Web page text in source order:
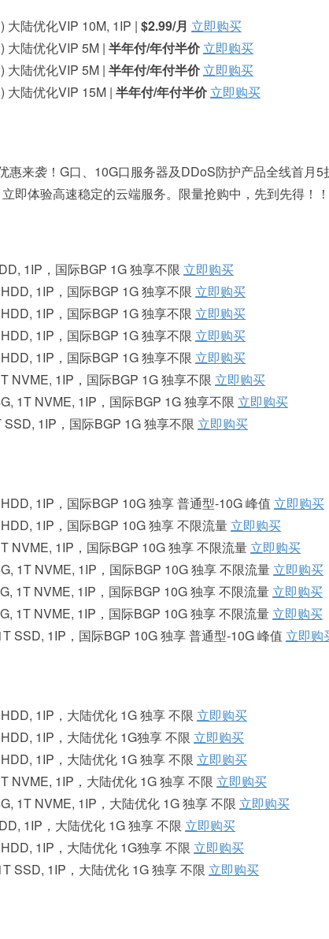
大陆优化VIP 10M, 1IP | $2.99/月 立即购买
大陆优化VIP 5M | 半年付/年付半价立即购买
大陆优化VIP 5M | 半年付/年付半价立即购买
大陆优化VIP 15M | 半年付/年付半价立即购买
惠来袭！G口、10G口服务器及DDoS防护产品全线首月5
即体验高速稳定的云端服务。限量抢购中，先到先得！！
1IP，国际BGP 1G 独享不限 立即购买
1IP，国际BGP 1G 独享不限 立即购买
1IP，国际BGP 1G 独享不限 立即购买
1IP，国际BGP 1G 独享不限 立即购买
1IP，国际BGP 1G 独享不限 立即购买
NVME, 1IP，国际BGP 1G 独享不限 立即购买
1T NVME, 1IP，国际BGP 1G 独享不限 立即购买
1IP，国际BGP 1G 独享不限 立即购买
1IP，国际BGP 10G 独享 普通型-10G 峰值 立即购买
1IP，国际BGP 10G 独享 不限流量 立即购买
NVME, 1IP，国际BGP 10G 独享 不限流量 立即购买
1T NVME, 1IP，国际BGP 10G 独享 不限流量 立即购买
1T NVME, 1IP，国际BGP 10G 独享 不限流量 立即购买
1T NVME, 1IP，国际BGP 10G 独享 不限流量 立即购买
SSD, 1IP，国际BGP 10G 独享 普通型-10G 峰值 立即购
1IP，大陆优化 1G 独享 不限 立即购买
1IP，大陆优化 1G独享 不限 立即购买
1IP，大陆优化 1G 独享 不限 立即购买
NVME, 1IP，大陆优化 1G 独享 不限 立即购买
1T NVME, 1IP，大陆优化 1G 独享 不限 立即购买
1IP，大陆优化 1G 独享 不限 立即购买
1IP，大陆优化 1G独享 不限 立即购买
SSD, 1IP，大陆优化 1G 独享 不限 立即购买